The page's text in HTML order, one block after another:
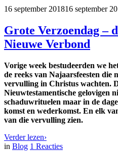
16 september 201816 september
Grote Verzoendag –
Nieuwe Verbond
Vorige week bestudeerden we
de reeks van Najaarsfeesten die
vervulling in Christus wachten.
Nieuwtestamentische gelovigen
schaduwrituelen maar in de
komst en wederkomst. En elk
van die vervulling zien.
Verder lezen›
in Blog 1 Reacties